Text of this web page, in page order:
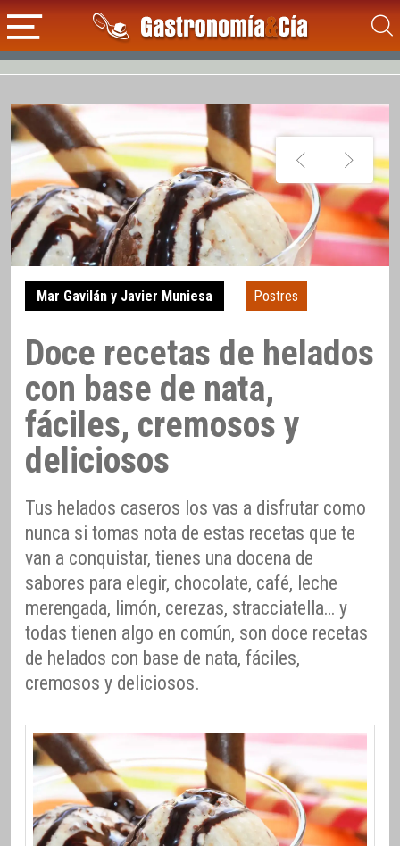
Mar Gavilán y Javier Muniesa Postres
Doce recetas de helados
con base de nata,
fáciles, cremosos y
deliciosos
Tus helados caseros los vas a disfrutar como
nunca si tomas nota de estas recetas que te
van a conquistar, tienes una docena de
sabores para elegir, chocolate, café, leche
merengada, limón, cerezas, stracciatella… y
todas tienen algo en común, son doce recetas
de helados con base de nata, fáciles,
cremosos y deliciosos.